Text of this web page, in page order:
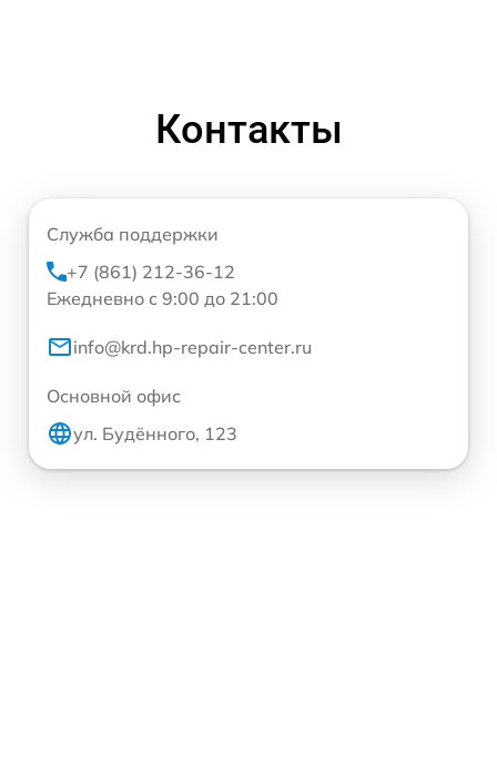
Контакты
Служба поддержки
+7 (861) 212-36-12
Ежедневно с 9:00 до 21:00
info@krd.hp-repair-center.ru
Основной офис
ул. Будённого, 123